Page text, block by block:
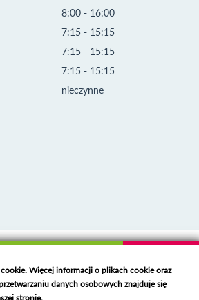
8:00 - 16:00
7:15 - 15:15
7:15 - 15:15
7:15 - 15:15
nieczynne
polspam.pl/
Więcej informacji o plikach cookie oraz
danych osobowych znajduje się
stronie.